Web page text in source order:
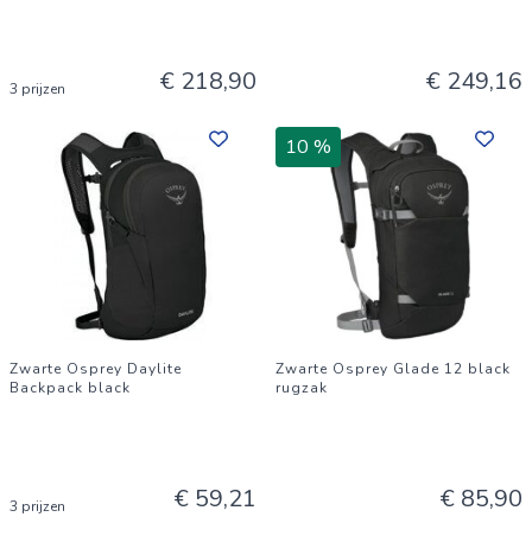
3 prijzen € 218,90 € 249,16
Zwarte Osprey Daylite
Backpack black
3 prijzen € 59,21
10 %
Zwarte Osprey Glade 12 black
rugzak
€ 85,90